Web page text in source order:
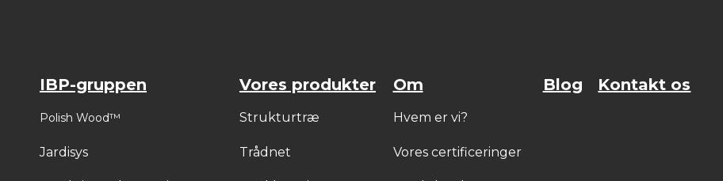
IBP-gruppen
Polish Wood™
Jardisys
Vores produkter
Strukturtræ
Trådnet
Om
Hvem er vi?
Vores certificeringer
Blog Kontakt os